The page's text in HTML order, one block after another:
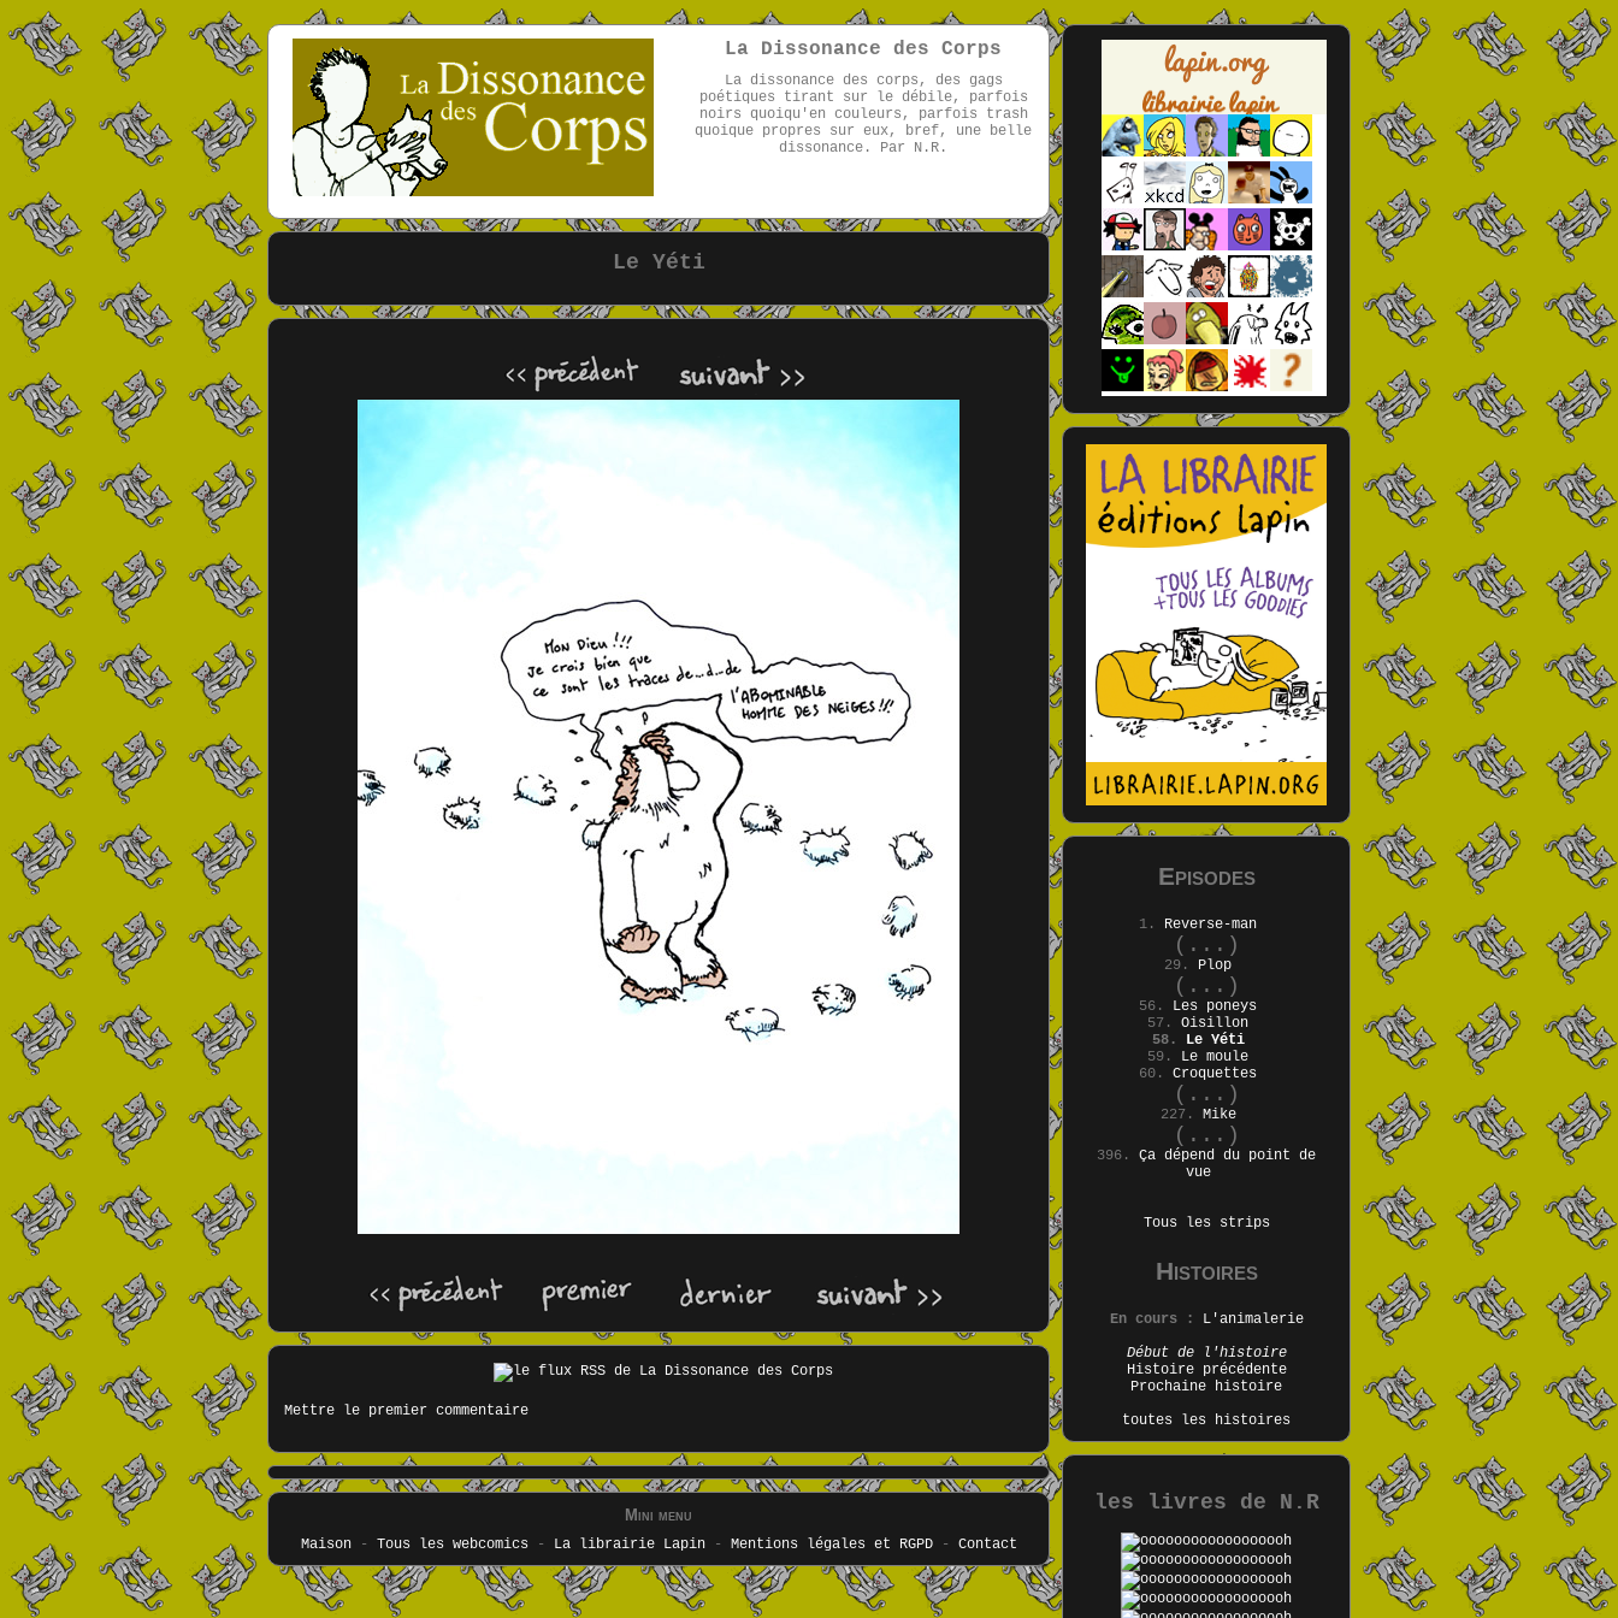
La Dissonance des Corps
La dissonance des corps, des gags
poétiques tirant sur le débile, parfois
noirs quoiqu'en couleurs, parfois trash
quoique propres sur eux, bref, une belle
dissonance. Par N.R.
Le Yéti
Mettre le premier commentaire
Mini menu
Maison- Tous les webcomics - La librairie Lapin- Mentions légales et RGPD- Contact
Episodes
1. Reverse-man
(...)
29. Plop
(...)
56. Les poneys
57. Oisillon
58.
Le Yéti
59. Le moule
60. Croquettes
(...)
227. Mike
(...)
396. Ça dépend du point de
vue
Tous les strips
Histoires
En cours :
L'animalerie
Début de l'histoire
Histoire précédente
Prochaine histoire
toutes les histoires
les livres de N.R